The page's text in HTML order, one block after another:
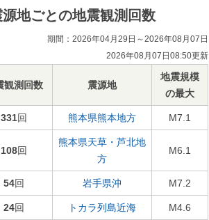
源地ごとの地震観測回数
期間：2026年04月29日～2026年08月07日
2026年08月07日08:50更新
観測回数 震源地
地震規模
の最大
331回 熊本県熊本地方 M7.1
108回
熊本県天草・芦北地
方
M6.1
54回 岩手県沖 M7.2
24回 トカラ列島近海 M4.6